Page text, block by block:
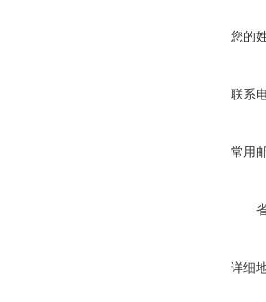
您的
联系
常用
详细